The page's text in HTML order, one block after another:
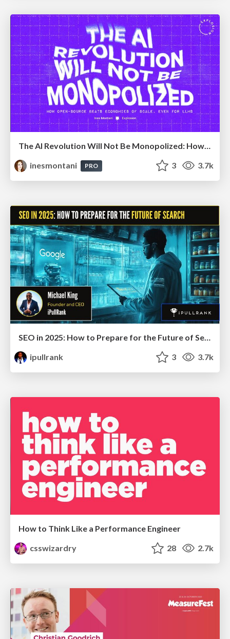
The AI Revolution Will Not Be Monopolized: How open-source beats economies of scale, even for LLMs
inesmontani
PRO 3 3.7k
ipullrank
3 3.7k
How to Think Like a Performance Engineer
csswizardry
28 2.7k